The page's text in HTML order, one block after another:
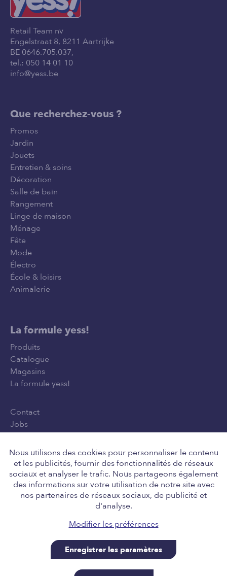
Nous utilisons des cookies pour personnaliser le contenu
et les publicités, fournir des fonctionnalités de réseaux
sociaux et analyser le trafic. Nous partageons également
des informations sur votre utilisation de notre site avec
nos partenaires de réseaux sociaux, de publicité et
d'analyse.
Modifier les préférences
Enregistrer les paramètres
Retail Team nv
Engelstraat 8, 8211 Aartrijke
BE 0646.705.037,
tel.: 050 14 01 10
info@yess.be
Que recherchez-vous ?
Promos
Jardin
Jouets
Entretien & soins
Décoration
Salle de bain
Rangement
Linge de maison
Ménage
Fête
Mode
Électro
École & loisirs
Animalerie
La formule yess!
Produits
Catalogue
Magasins
La formule yess!
Contact
Jobs
Conditions générales d'utilisation
Suivez-nous
Retail Team nv, Engelstraat 8, 8211 Aartrijke BE
0646.705.037, tel 050 14 01 10, info@yess.be. A site